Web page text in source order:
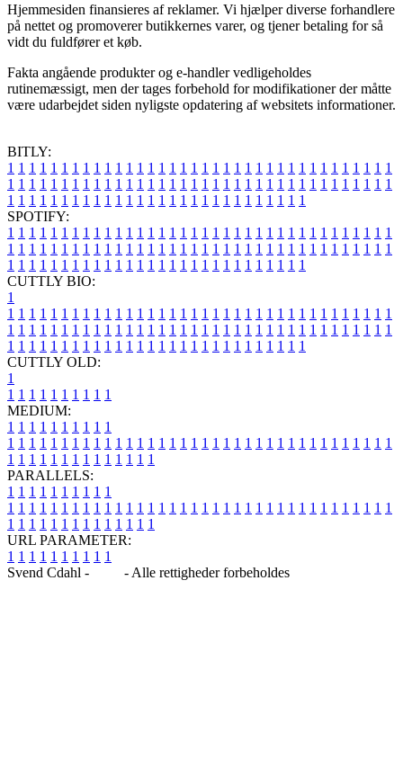
Hjemmesiden finansieres af reklamer. Vi hjælper diverse forhandlere
på nettet og promoverer butikkernes varer, og tjener betaling for så
vidt du fuldfører et køb.
Fakta angående produkter og e-handler vedligeholdes
rutinemæssigt, men der tages forbehold for modifikationer der måtte
være udarbejdet siden nyligste opdatering af websitets informationer.
BITLY:
1 1 1 1 1 1 1 1 1 1 1 1 1 1 1 1 1 1 1 1 1 1 1 1 1 1 1 1 1 1 1 1 1 1 1 1
1 1 1 1 1 1 1 1 1 1 1 1 1 1 1 1 1 1 1 1 1 1 1 1 1 1 1 1 1 1 1 1 1 1 1 1
1 1 1 1 1 1 1 1 1 1 1 1 1 1 1 1 1 1 1 1 1 1 1 1 1 1 1 1
SPOTIFY:
1 1 1 1 1 1 1 1 1 1 1 1 1 1 1 1 1 1 1 1 1 1 1 1 1 1 1 1 1 1 1 1 1 1 1 1
1 1 1 1 1 1 1 1 1 1 1 1 1 1 1 1 1 1 1 1 1 1 1 1 1 1 1 1 1 1 1 1 1 1 1 1
1 1 1 1 1 1 1 1 1 1 1 1 1 1 1 1 1 1 1 1 1 1 1 1 1 1 1 1
CUTTLY BIO:
1
1 1 1 1 1 1 1 1 1 1 1 1 1 1 1 1 1 1 1 1 1 1 1 1 1 1 1 1 1 1 1 1 1 1 1 1
1 1 1 1 1 1 1 1 1 1 1 1 1 1 1 1 1 1 1 1 1 1 1 1 1 1 1 1 1 1 1 1 1 1 1 1
1 1 1 1 1 1 1 1 1 1 1 1 1 1 1 1 1 1 1 1 1 1 1 1 1 1 1 1
CUTTLY OLD:
1
1 1 1 1 1 1 1 1 1 1
MEDIUM:
1 1 1 1 1 1 1 1 1 1
1 1 1 1 1 1 1 1 1 1 1 1 1 1 1 1 1 1 1 1 1 1 1 1 1 1 1 1 1 1 1 1 1 1 1 1
1 1 1 1 1 1 1 1 1 1 1 1 1 1
PARALLELS:
1 1 1 1 1 1 1 1 1 1
1 1 1 1 1 1 1 1 1 1 1 1 1 1 1 1 1 1 1 1 1 1 1 1 1 1 1 1 1 1 1 1 1 1 1 1
1 1 1 1 1 1 1 1 1 1 1 1 1 1
URL PARAMETER:
1 1 1 1 1 1 1 1 1 1
Svend Cdahl -
- Alle rettigheder forbeholdes